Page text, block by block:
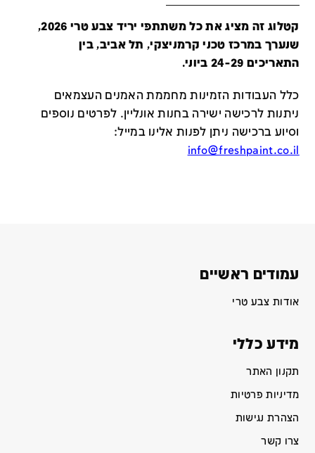
קטלוג זה מציג את כל משתתפי יריד צבע טרי 2026,
שנערך במרכז טכני קרמניצקי, תל אביב, בין
התאריכים 24-29 ביוני.
כלל העבודות הזמינות מחממת האמנים העצמאים
ניתנות לרכישה ישירה בחנות אונליין. לפרטים נוספים
וסיוע ברכישה ניתן לפנות אלינו במייל:
info@freshpaint.co.il
עמודים ראשיים
אודות צבע טרי
מידע כללי
תקנון האתר
מדיניות פרטיות
הצהרת נגישות
צרו קשר